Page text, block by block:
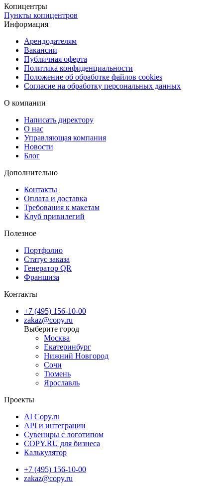
Копицентры
Пункты копицентров
Информация
Арендодателям
Вакансии
Публичная оферта
Политика конфиденциальности
Положение об обработке файлов cookies
Согласие на обработку персональных данных
О компании
Написать директору
О нас
Управляющая компания
Новости
Блог
Дополнительно
Контакты
Оплата и доставка
Требования к макетам
Клуб привилегий
Полезное
Портфолио
Статус заказа
Генератор QR
Франшиза
Контакты
+7 (495) 156-10-00
zakaz@copy.ru
Москва
Екатеринбург
Нижний Новгород
Сочи
Тюмень
Ярославль
Проекты
AI Copy.ru
API и интеграции
Сувениры с логотипом
COPY.RU для бизнеса
Калькулятор
+7 (495) 156-10-00
zakaz@copy.ru